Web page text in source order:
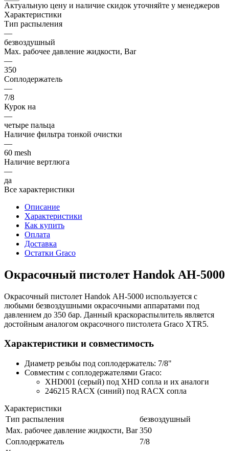
Актуальную цену и наличие скидок уточняйте у менеджеров
Характеристики
Тип распыления
—
безвоздушный
Max. рабочее давление жидкости, Bar
—
350
Соплодержатель
—
7/8
Курок на
—
четыре пальца
Наличие фильтра тонкой очистки
—
60 mesh
Наличие вертлюга
—
да
Все характеристики
Описание
Характеристики
Как купить
Оплата
Доставка
Остатки Graco
Окрасочный пистолет Handok АН-5000
Окрасочный пистолет Handok АН-5000 используется с
любыми безвоздушными окрасочными аппаратами под
давлением до 350 бар. Данный краскораспылитель является
достойным аналогом окрасочного пистолета Graco XTR5.
Характеристики и совместимость
Диаметр резьбы под соплодержатель: 7/8"
Совместим с соплодержателями Graco:
XHD001 (серый) под XHD сопла и их аналоги
246215 RACX (синий) под RACX сопла
Характеристики
Тип распыления
безвоздушный
Max. рабочее давление жидкости, Bar 350
Соплодержатель
7/8